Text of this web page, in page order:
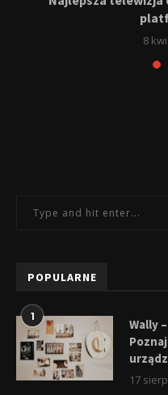
8
POPULARNE
1
Wally
17